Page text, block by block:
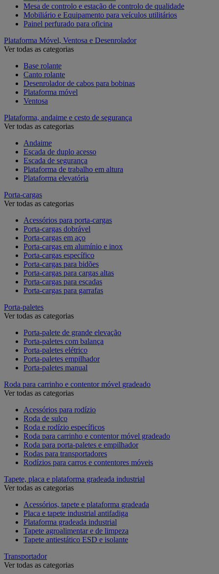
Mesa de controlo e estação de controlo de qualidade
Mobiliário e Equipamento para veículos utilitários
Painel perfurado para oficina
Plataforma Móvel, Ventosa e Desenrolador
Ver todas as categorias
Base rolante
Canto rolante
Desenrolador de cabos para bobinas
Plataforma móvel
Ventosa
Plataforma, andaime e cesto de segurança
Ver todas as categorias
Andaime
Escada de duplo acesso
Escada de segurança
Plataforma de trabalho em altura
Plataforma elevatória
Porta-cargas
Ver todas as categorias
Acessórios para porta-cargas
Porta-cargas dobrável
Porta-cargas em aço
Porta-cargas em alumínio e inox
Porta-cargas específico
Porta-cargas para bidões
Porta-cargas para cargas altas
Porta-cargas para escadas
Porta-cargas para garrafas
Porta-paletes
Ver todas as categorias
Porta-palete de grande elevação
Porta-paletes com balança
Porta-paletes elétrico
Porta-paletes empilhador
Porta-paletes manual
Roda para carrinho e contentor móvel gradeado
Ver todas as categorias
Acessórios para rodízio
Roda de sulco
Roda e rodízio específicos
Roda para carrinho e contentor móvel gradeado
Roda para porta-paletes e empilhador
Rodas para transportadores
Rodízios para carros e contentores móveis
Tapete, placa e plataforma gradeada industrial
Ver todas as categorias
Acessórios, tapete e plataforma gradeada
Placa e tapete industrial antifadiga
Plataforma gradeada industrial
Tapete agroalimentar e de limpeza
Tapete antiestático ESD e isolante
Transportador
Ver todas as categorias